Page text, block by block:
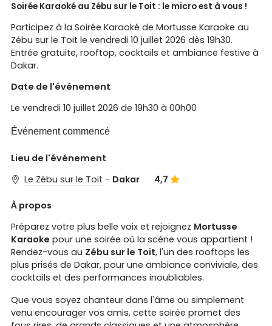
Soirée Karaoké au Zébu sur le Toit : le micro est à vous !
Participez à la Soirée Karaoké de Mortusse Karaoke au
Zébu sur le Toit le vendredi 10 juillet 2026 dès 19h30.
Entrée gratuite, rooftop, cocktails et ambiance festive à
Dakar.
Date de l'événement
Le vendredi 10 juillet 2026 de 19h30 à 00h00
Événement commencé
Lieu de l'événement
Le Zébu sur le Toit - Dakar 4,7
À propos
Préparez votre plus belle voix et rejoignez Mortusse
Karaoke pour une soirée où la scène vous appartient !
Rendez-vous au Zébu sur le Toit, l'un des rooftops les
plus prisés de Dakar, pour une ambiance conviviale, des
cocktails et des performances inoubliables.
Que vous soyez chanteur dans l'âme ou simplement
venu encourager vos amis, cette soirée promet des